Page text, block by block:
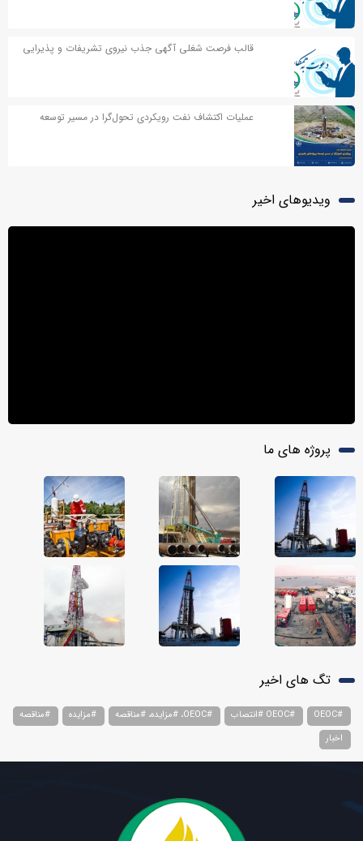
قالب فرصت شغلی آگهی جذب نیروی تشریفات و پذیرایی
عملیات اکتشاف نفت رویکردی تحول‌گرا در مسیر توسعه
ویدیوهای اخیر
پروژه های ما
تگ های اخیر
#OEOC #OEOC #انتصاب #OEOC، #مزایده، #مناقصه #مزایده
#مناقصه
اخبار